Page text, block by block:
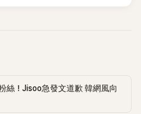
絲！Jisoo急發文道歉 韓網風向